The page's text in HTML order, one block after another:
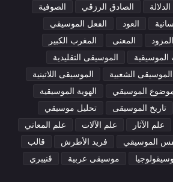
الدلالة الصادق الرزڤي
الصوفية
العود
الفعل الموسيقي
المزود المعنى
المغرب الكبير
الموسيقى التقليدية
الموسيقى الشعبية
الموسيقى اللاتينية
الموسيقي
الهوية الموسيقية
تاريخ الموسيقى
تحليل موسيقي
علم الآثار علم الآلات
علم المعاني
الموسيقي فريد الأطرش
قالب
موسيقى عربية
ڤنيبري